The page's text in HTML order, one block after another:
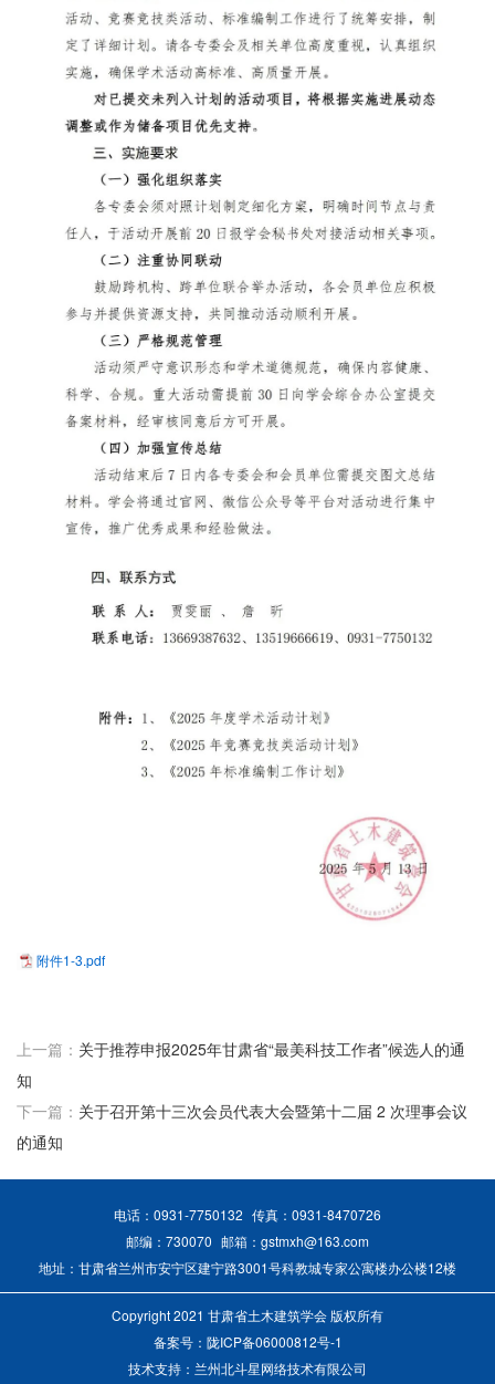
附件1-3.pdf
上一篇： 关于推荐申报2025年甘肃省“最美科技工作者”候选人的通
知
下一篇： 关于召开第十三次会员代表大会暨第十二届 2 次理事会议
的通知
电话：0931-7750132 传真：0931-8470726
邮编：730070 邮箱：gstmxh@163.com
地址：甘肃省兰州市安宁区建宁路3001号科教城专家公寓楼办公楼12楼
Copyright 2021 甘肃省土木建筑学会 版权所有
备案号： 陇ICP备06000812号-1
技术支持：兰州北斗星网络技术有限公司